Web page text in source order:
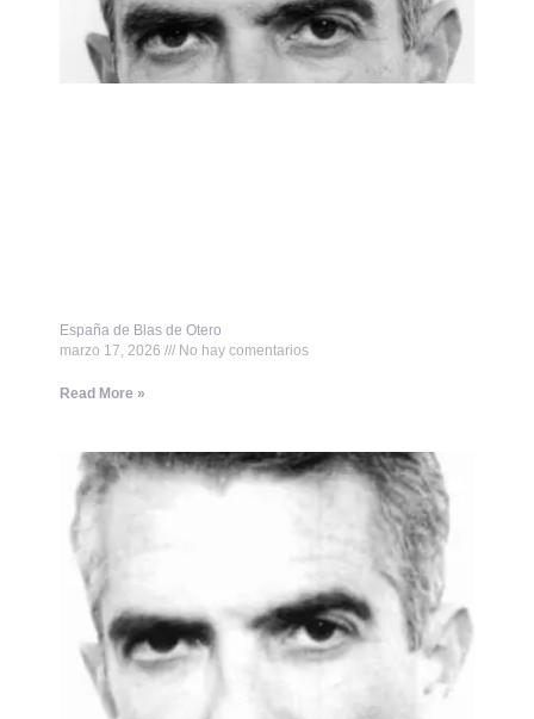
España de Blas de Otero
marzo 17, 2026
No hay comentarios
Read More »